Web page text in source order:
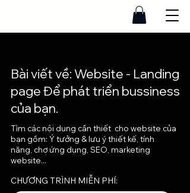
Bài viết về: Website - Landing
page Để phát triển bussiness
của bạn.
Tìm các nội dung cần thiết cho website của
bạn gồm: Ý tưởng & lưu ý thiết kế, tính
năng, chợ ứng dụng, SEO, marketing
website...
CHƯƠNG TRÌNH MIỄN PHÍ: